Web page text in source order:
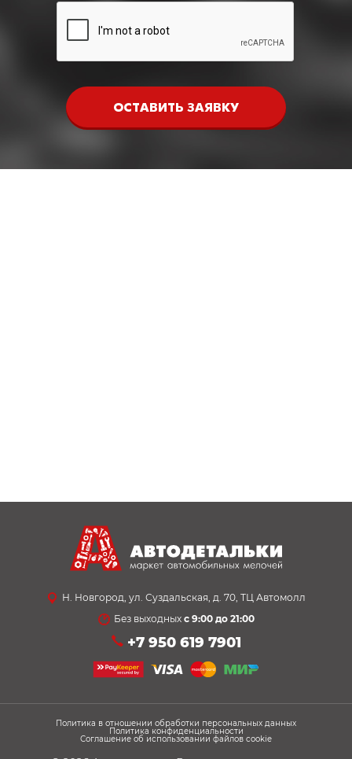
ОСТАВИТЬ ЗАЯВКУ
Н. Новгород, ул. Суздальская, д. 70, ТЦ Автомолл
Без выходных с 9:00 до 21:00
+7 950 619 7901
Политика в отношении обработки персональных данных
Политика конфиденциальности
Соглашение об использовании файлов cookie